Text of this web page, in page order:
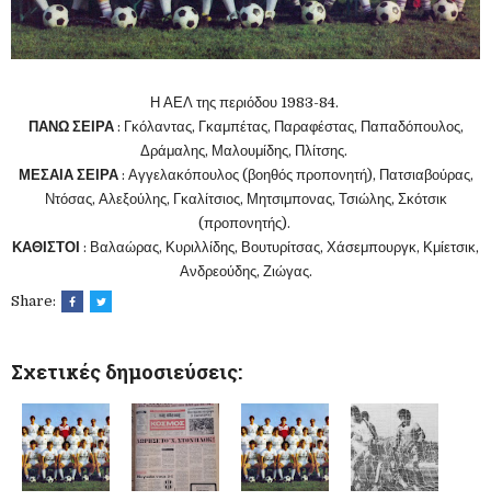
Η ΑΕΛ της περιόδου 1983-84.
ΠΑΝΩ ΣΕΙΡΑ : Γκόλαντας, Γκαμπέτας, Παραφέστας, Παπαδόπουλος,
Δράμαλης, Μαλουμίδης, Πλίτσης.
ΜΕΣΑΙΑ ΣΕΙΡΑ : Αγγελακόπουλος (βοηθός προπονητή), Πατσιαβούρας,
Ντόσας, Αλεξούλης, Γκαλίτσιος, Μητσιμπονας, Τσιώλης, Σκότσικ
(προπονητής).
ΚΑΘΙΣΤΟΙ : Βαλαώρας, Κυριλλίδης, Βουτυρίτσας, Χάσεμπουργκ, Κμίετσικ,
Ανδρεούδης, Ζιώγας.
Share:
Σχετικές δημοσιεύσεις: